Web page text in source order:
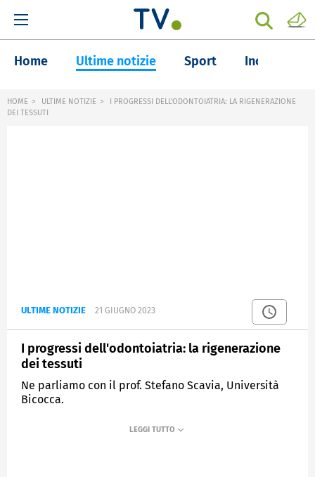
Home Ultime notizie Sport Inchieste
HOME ULTIME NOTIZIE
I PROGRESSI DELL'ODONTOIATRIA: LA RIGENERAZIONE
DEI TESSUTI
ULTIME NOTIZIE 21 GIUGNO 2023
I progressi dell'odontoiatria: la rigenerazione
dei tessuti
Ne parliamo con il prof. Stefano Scavia, Università
Bicocca.